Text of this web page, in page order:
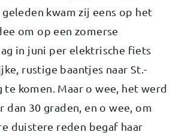
geleden kwam zij eens op het
om op een zomerse
in juni per elektrische fiets
rustige baantjes naar St.-
te komen. Maar o wee, het werd
dan 30 graden, en o wee, om
duistere reden begaf haar